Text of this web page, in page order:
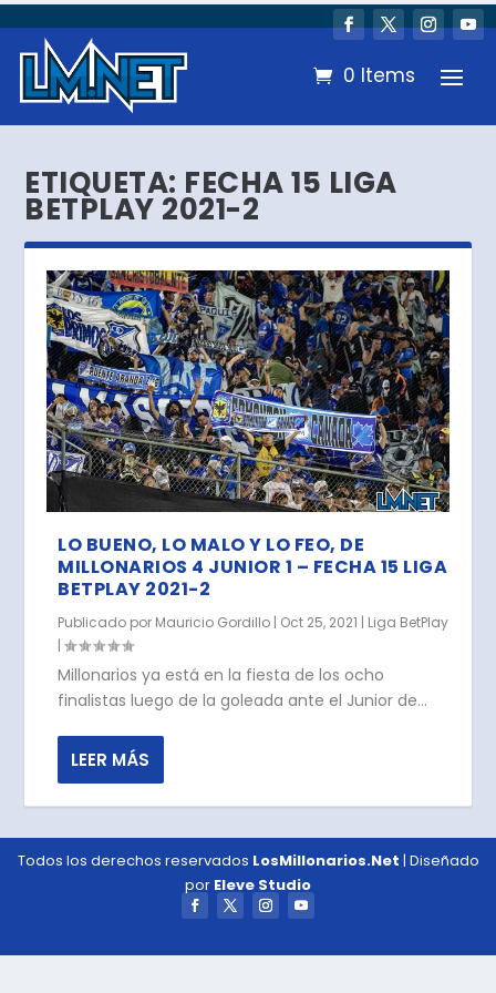
0 Items
ETIQUETA: FECHA 15 LIGA
BETPLAY 2021-2
LO BUENO, LO MALO Y LO FEO, DE
MILLONARIOS 4 JUNIOR 1 – FECHA 15 LIGA
BETPLAY 2021-2
Publicado por Mauricio Gordillo | Oct 25, 2021 | Liga BetPlay
|
Millonarios ya está en la fiesta de los ocho
finalistas luego de la goleada ante el Junior de...
LEER MÁS
Todos los derechos reservados LosMillonarios.Net | Diseñado
por Eleve Studio